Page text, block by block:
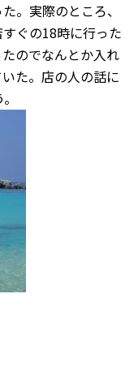
。実際のところ、
ぐの18時に行った
のでなんとか入れ
た。店の人の話に